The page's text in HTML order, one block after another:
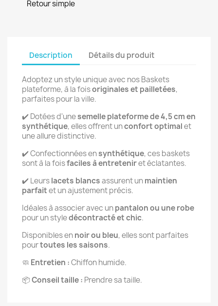
Retour simple
Description Détails du produit
Adoptez un style unique avec nos Baskets
plateforme, à la foisoriginales et pailletées,
parfaites pour la ville.
✔️ Dotées d'unesemelle plateforme de 4,5 cm en
synthétique, elles offrent unconfort optimalet
une allure distinctive.
✔️ Confectionnées ensynthétique, ces baskets
sont à la foisfaciles à entreteniret éclatantes.
✔️ Leurslacets blancsassurent unmaintien
parfaitet un ajustement précis.
Idéales à associer avec unpantalon ou une robe
pour un styledécontracté et chic.
Disponibles ennoir ou bleu, elles sont parfaites
pourtoutes les saisons.
🧼 Entretien :Chiffon humide.
📦Conseil taille : Prendre sa taille.